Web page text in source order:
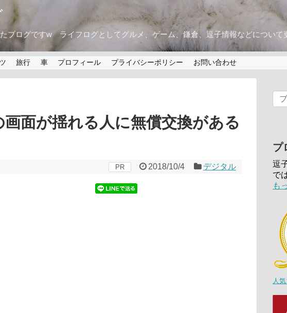
ブログですw ライフログとしてグルメ、ゲーム、鎌倉、逗子情報などについて
旅行 車 プロフィール プライバシーポリシー お問い合わせ
面が揺れる人に無償交換がある
PR 2018/10/4 デジタル
プ
逗
で
も
人